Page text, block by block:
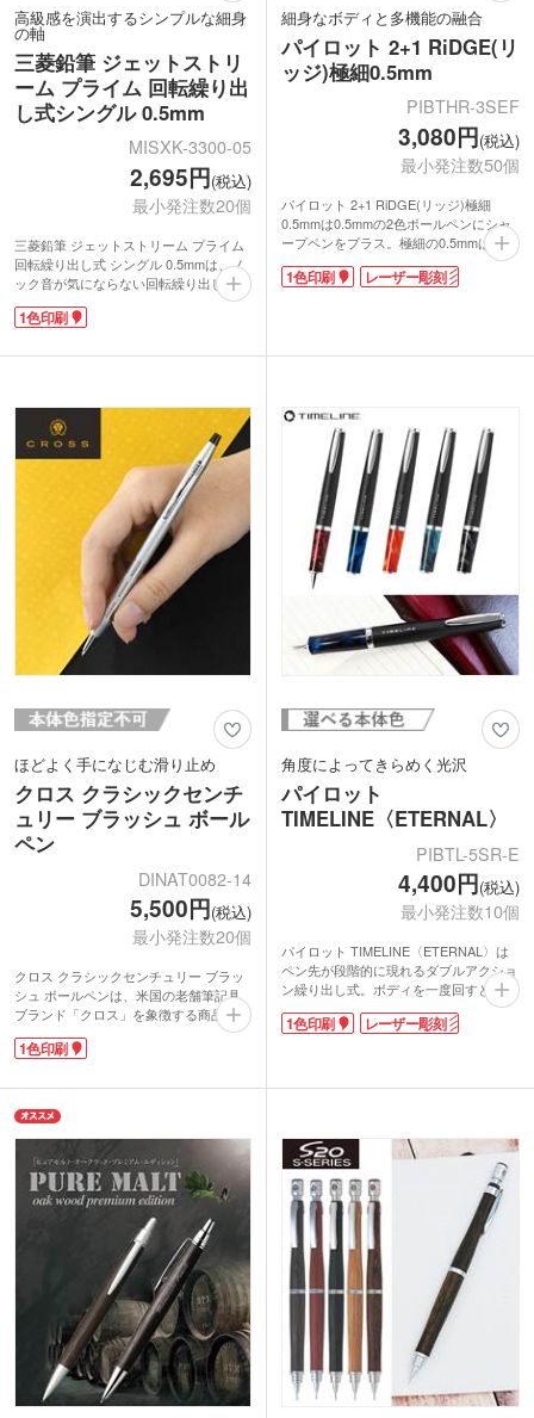
高級感を演出するシンプルな細身
の軸
三菱鉛筆 ジェットストリ
ーム プライム 回転繰り出
し式シングル 0.5mm
MISXK-3300-05
2,695円(税込)
最小発注数20個
三菱鉛筆 ジェットストリーム プライム
回転繰り出し式 シングル 0.5mmは、ノ
ック音が気にならない回転繰り出し式の
ボールペン。静かな場所での筆記や大事
なミーティング中でもストレスなく使え
ンプルなデザインがスタイリッシュで、
です。適度な重量感で持ちやすく、快適
な筆記が楽しめます。
名入れをすれば、日常的に使いやすいオ
リジナルの記念品に。企業の周年記念
や、社員表彰にいかがでしょうか。
1色印刷
細身なボディと多機能の融合
パイロット 2+1 RiDGE(リ
ッジ)極細0.5mm
PIBTHR-3SEF
3,080円(税込)
最小発注数50個
パイロット 2+1 RiDGE(リッジ)極細
0.5mmは0.5mmの2色ボールペンにシャ
ープペンをプラス。極細の0.5mmは細か
い字を書くのに便利です。多機能ペンな
がら太さは最大径φ10.5mmと細身。ペ
えなくても自然に書けます。
あるパステルカラーは女性に人気。シン
プルなデザインなので、プライベートだ
けでなくビジネスシーンでも活躍しま
す。軸にロゴや社名を印刷可能。卒業記
念品や美容系企業の周年記念にもおすす
めです。
1色印刷 レーザー彫刻
ほどよく手になじむ滑り止め
クロス クラシックセンチ
ュリー ブラッシュ ボール
ペン
DINAT0082-14
5,500円(税込)
最小発注数20個
クロス クラシックセンチュリー ブラッ
シュ ボールペンは、米国の老舗筆記具
ブランド「クロス」を象徴する商品シリ
ーズの一つ。発売当時から変わらないシ
ルエットが、伝統の品格を漂わせます。
胸ポケットなどに入れてもかさばらずス
マートな印象に。
グリップ部分にデザインされた極細のボ
ーダーが滑り止めの役割を果たし、サラ
サラとした触り心地のボディと相まって
滑りにくい仕様になっています。程よい
重量感で描き心地もなめらか。長く愛さ
れるシンプルで飽きの来ないデザインな
ので、思い出に残しておきたい卒業記念
や会社の30周年記念のプレゼントなどに
1色印刷
角度によってきらめく光沢
パイロット
TIMELINE〈ETERNAL〉
PIBTL-5SR-E
4,400円(税込)
最小発注数10個
パイロット TIMELINE〈ETERNAL〉は
ペン先が段階的に現れるダブルアクショ
ン繰り出し式。ボディを一度回すと口
金、更に回すとペン先が現れます。口金
まで収納すると一見ペンには見えない独
ません。
な力を表現したものです。
軸にレーザー彫刻でロゴや社名を名入れ
すれば更に高級感あふれる仕上がりにな
ります。専用ケースはペンスタンドにも
なり、そのまま飾れます。周年記念品や
ハイクラスなギフトにおすすめです。
1色印刷 レーザー彫刻